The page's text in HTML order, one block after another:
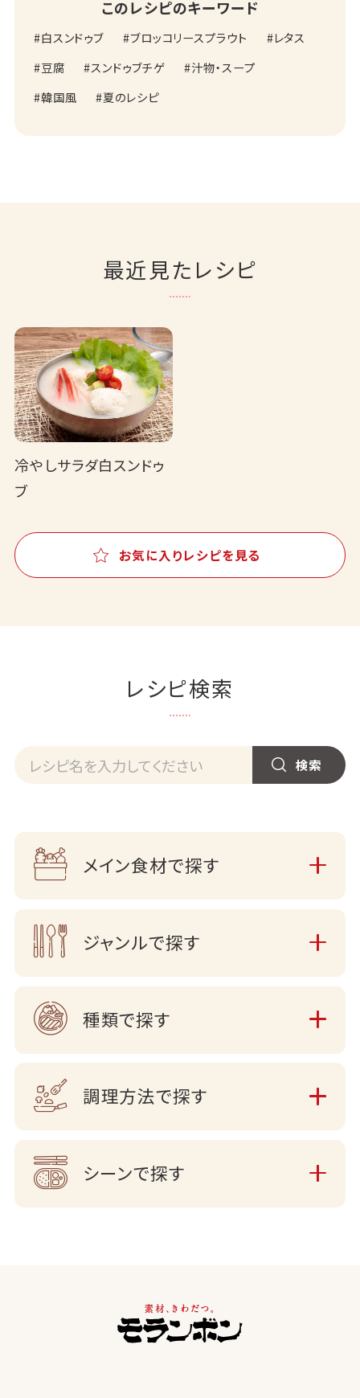
このレシピのキーワード
白スンドゥブ ブロッコリースプラウト
レタス
豆腐
スンドゥブチゲ
汁物・スープ
韓国風
夏のレシピ
最近見たレシピ
冷やしサラダ白スンドゥ
ブ
お気に入りレシピを見る
レシピ検索
メイン食材で探す
ジャンルで探す
種類で探す
調理方法で探す
シーンで探す